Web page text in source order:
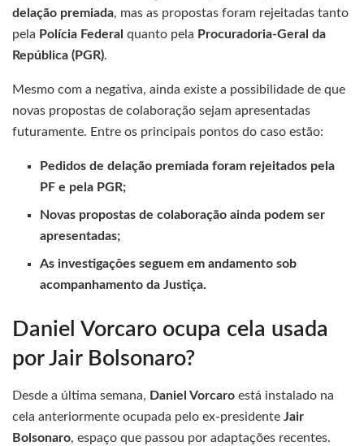
delação premiada, mas as propostas foram rejeitadas tanto
pela Polícia Federal quanto pela Procuradoria-Geral da
República (PGR).
Mesmo com a negativa, ainda existe a possibilidade de que
novas propostas de colaboração sejam apresentadas
futuramente. Entre os principais pontos do caso estão:
Pedidos de delação premiada foram rejeitados pela
PF e pela PGR;
Novas propostas de colaboração ainda podem ser
apresentadas;
As investigações seguem em andamento sob
acompanhamento da Justiça.
Daniel Vorcaro ocupa cela usada
por Jair Bolsonaro?
Desde a última semana, Daniel Vorcaro está instalado na
cela anteriormente ocupada pelo ex-presidente Jair
Bolsonaro, espaço que passou por adaptações recentes.